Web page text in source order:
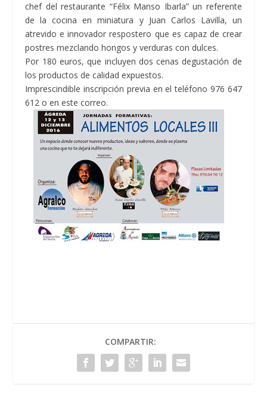
chef del restaurante “Félix Manso Ibarla” un referente
de la cocina en miniatura y Juan Carlos Lavilla, un
atrevido e innovador respostero que es capaz de crear
postres mezclando hongos y verduras con dulces.
Por 180 euros, que incluyen dos cenas degustación de
los productos de calidad expuestos.
Imprescindible inscripción previa en el teléfono 976 647
612 o en este correo.
COMPARTIR: